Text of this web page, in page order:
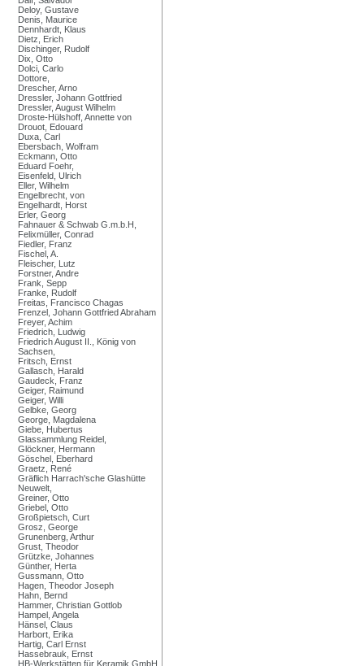
Deloy, Gustave
Denis, Maurice
Dennhardt, Klaus
Dietz, Erich
Dischinger, Rudolf
Dix, Otto
Dolci, Carlo
Dottore,
Drescher, Arno
Dressler, Johann Gottfried
Dressler, August Wilhelm
Droste-Hülshoff, Annette von
Drouot, Edouard
Duxa, Carl
Ebersbach, Wolfram
Eckmann, Otto
Eduard Foehr,
Eisenfeld, Ulrich
Eller, Wilhelm
Engelbrecht, von
Engelhardt, Horst
Erler, Georg
Fahnauer & Schwab G.m.b.H,
Felixmüller, Conrad
Fiedler, Franz
Fischel, A.
Fleischer, Lutz
Forstner, Andre
Frank, Sepp
Franke, Rudolf
Freitas, Francisco Chagas
Frenzel, Johann Gottfried Abraham
Freyer, Achim
Friedrich, Ludwig
Friedrich August II., König von
Sachsen,
Fritsch, Ernst
Gallasch, Harald
Gaudeck, Franz
Geiger, Raimund
Geiger, Willi
Gelbke, Georg
George, Magdalena
Giebe, Hubertus
Glassammlung Reidel,
Glöckner, Hermann
Göschel, Eberhard
Graetz, René
Gräflich Harrach'sche Glashütte
Neuwelt,
Greiner, Otto
Griebel, Otto
Großpietsch, Curt
Grosz, George
Grunenberg, Arthur
Grust, Theodor
Grützke, Johannes
Günther, Herta
Gussmann, Otto
Hagen, Theodor Joseph
Hahn, Bernd
Hammer, Christian Gottlob
Hampel, Angela
Hänsel, Claus
Harbort, Erika
Hartig, Carl Ernst
Hassebrauk, Ernst
HB-Werkstätten für Keramik GmbH,